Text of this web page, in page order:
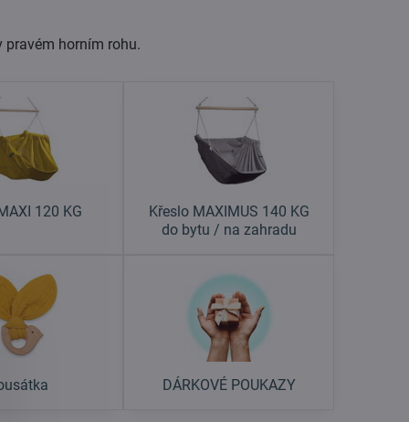
pravém horním rohu.
120 KG
Křeslo MAXIMUS 140 KG
do bytu / na zahradu
DÁRKOVÉ POUKAZY